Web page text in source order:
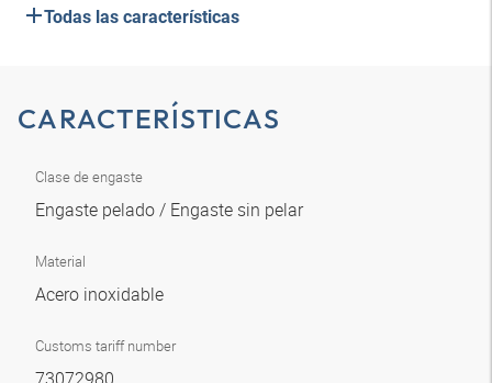
Todas las características
CARACTERÍSTICAS
Clase de engaste
Engaste pelado / Engaste sin pelar
Material
Acero inoxidable
Customs tariff number